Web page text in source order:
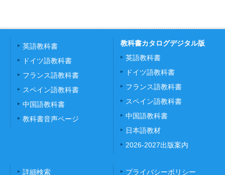
英語教科書
ドイツ語教科書
フランス語教科書
スペイン語教科書
中国語教科書
教科書音声ページ
教科書カタログデジタル版
英語教科書
ドイツ語教科書
フランス語教科書
スペイン語教科書
中国語教科書
日本語教材
2026-2027出版案内
詳細検索 プライバシーポリシー